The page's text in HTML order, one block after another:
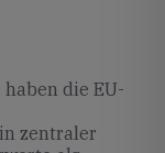
die EU-
zentraler